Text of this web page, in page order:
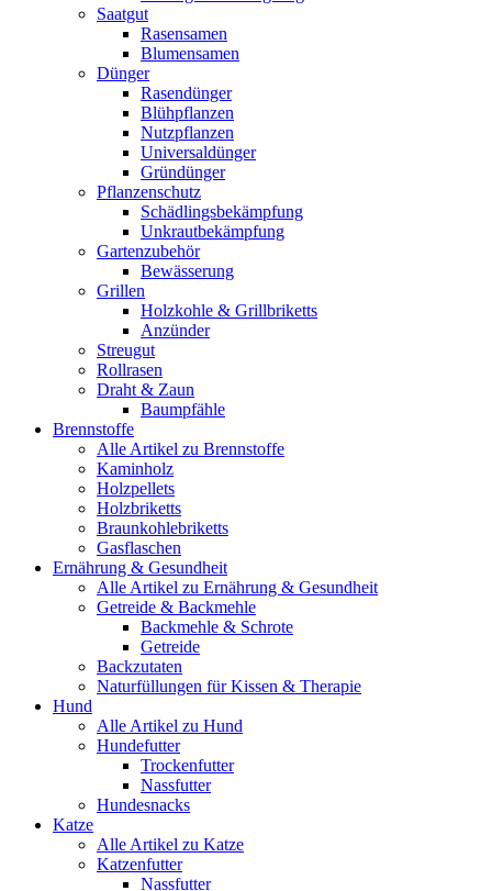
Saatgut
Rasensamen
Blumensamen
Dünger
Rasendünger
Blühpflanzen
Nutzpflanzen
Universaldünger
Gründünger
Pflanzenschutz
Schädlingsbekämpfung
Unkrautbekämpfung
Gartenzubehör
Bewässerung
Grillen
Holzkohle & Grillbriketts
Anzünder
Streugut
Rollrasen
Draht & Zaun
Baumpfähle
Brennstoffe
Alle Artikel zu Brennstoffe
Kaminholz
Holzpellets
Holzbriketts
Braunkohlebriketts
Gasflaschen
Ernährung & Gesundheit
Alle Artikel zu Ernährung & Gesundheit
Getreide & Backmehle
Backmehle & Schrote
Getreide
Backzutaten
Naturfüllungen für Kissen & Therapie
Hund
Alle Artikel zu Hund
Hundefutter
Trockenfutter
Nassfutter
Hundesnacks
Katze
Alle Artikel zu Katze
Katzenfutter
Nassfutter